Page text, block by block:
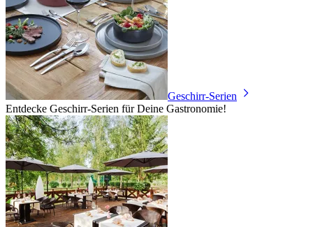
Geschirr-Serien
Entdecke Geschirr-Serien für Deine Gastronomie!